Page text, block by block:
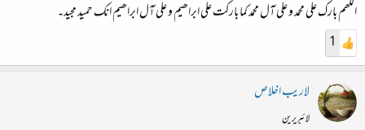
اللھم بارك علی محمد و علی آل محمد کما بارکت علی ابراھیم و علی آل ابراھیم انك حمید مجید۔
1
لاريب اخلاص
لائبریرین